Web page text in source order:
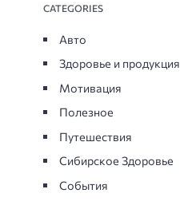
CATEGORIES
Авто
Здоровье и продукция
Мотивация
Полезное
Путешествия
Сибирское Здоровье
События